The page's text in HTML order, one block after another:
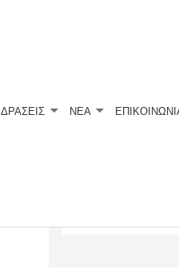
ΔΡΑΣΕΙΣ ΝΕΑ